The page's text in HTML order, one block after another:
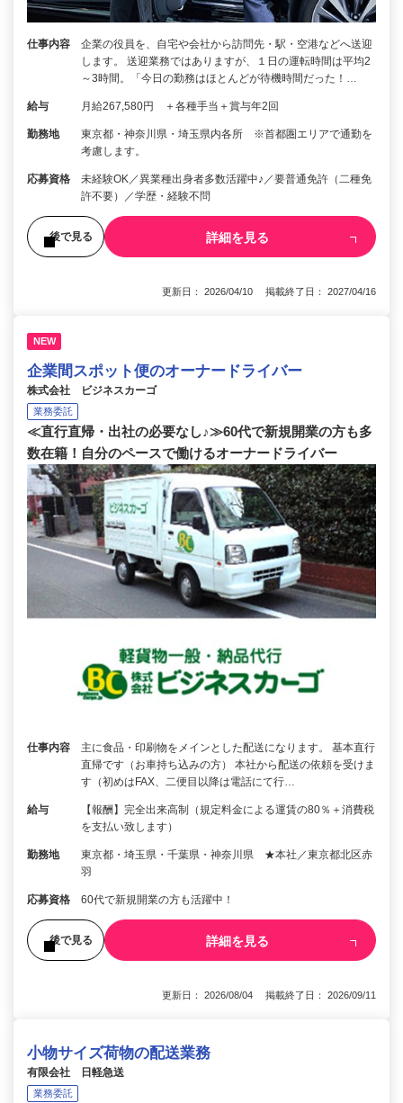
仕事内容
企業の役員を、自宅や会社から訪問先・駅・空港などへ送迎
します。 送迎業務ではありますが、１日の運転時間は平均2
～3時間。「今日の勤務はほとんどが待機時間だった！…
給与 月給267,580円 ＋各種手当＋賞与年2回
勤務地
東京都・神奈川県・埼玉県内各所 ※首都圏エリアで通勤を
考慮します。
応募資格
未経験OK／異業種出身者多数活躍中♪／要普通免許（二種免
許不要）／学歴・経験不問
後で見る 詳細を見る
更新日： 2026/04/10 掲載終了日： 2027/04/16
NEW
企業間スポット便のオーナードライバー
株式会社 ビジネスカーゴ
業務委託
≪直行直帰・出社の必要なし♪≫60代で新規開業の方も多
数在籍！自分のペースで働けるオーナードライバー
仕事内容
主に食品・印刷物をメインとした配送になります。 基本直行
直帰です（お車持ち込みの方） 本社から配送の依頼を受けま
す（初めはFAX、二便目以降は電話にて行…
給与
【報酬】完全出来高制（規定料金による運賃の80％＋消費税
を支払い致します）
勤務地
東京都・埼玉県・千葉県・神奈川県 ★本社／東京都北区赤
羽
応募資格 60代で新規開業の方も活躍中！
後で見る 詳細を見る
更新日： 2026/08/04 掲載終了日： 2026/09/11
小物サイズ荷物の配送業務
有限会社 日軽急送
業務委託